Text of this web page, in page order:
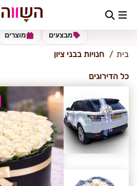
בני ציון
מוצרים מבצעים
בית חנויות בבני ציון
כל הדירוגים